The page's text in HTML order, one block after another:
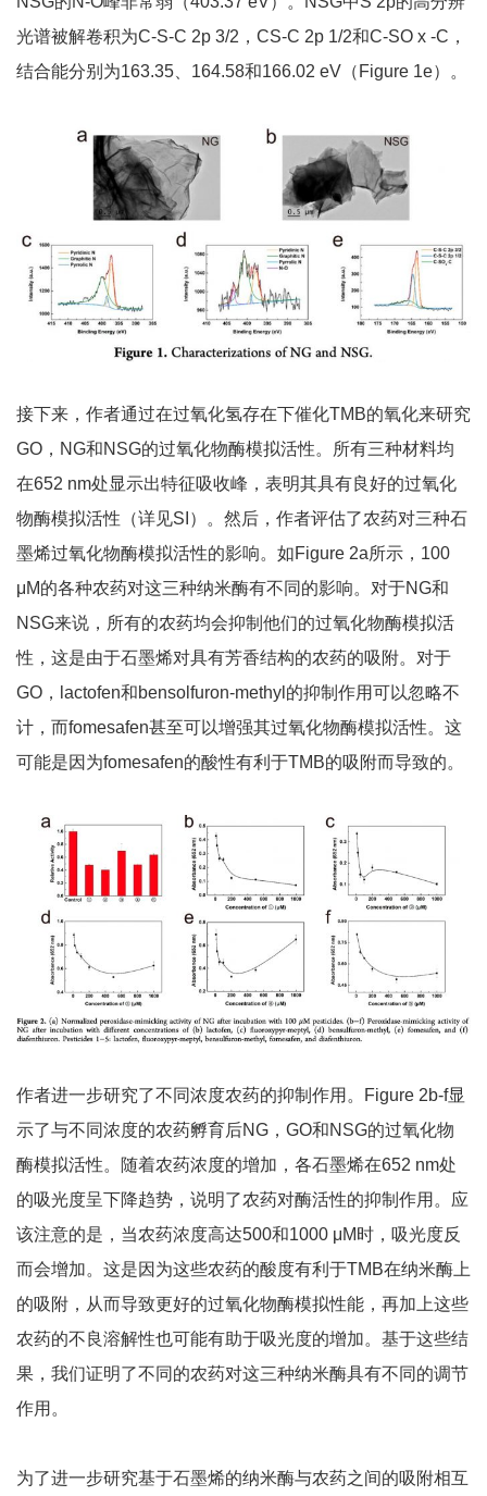
光谱被解卷积为C-S-C 2p 3/2，CS-C 2p 1/2和C-SO x -C，
结合能分别为163.35、164.58和166.02 eV（Figure 1e）。
接下来，作者通过在过氧化氢存在下催化TMB的氧化来研究
GO，NG和NSG的过氧化物酶模拟活性。所有三种材料均
在652 nm处显示出特征吸收峰，表明其具有良好的过氧化
物酶模拟活性（详见SI）。然后，作者评估了农药对三种石
墨烯过氧化物酶模拟活性的影响。如Figure 2a所示，100
μM的各种农药对这三种纳米酶有不同的影响。对于NG和
NSG来说，所有的农药均会抑制他们的过氧化物酶模拟活
性，这是由于石墨烯对具有芳香结构的农药的吸附。对于
GO，lactofen和bensolfuron-methyl的抑制作用可以忽略不
计，而fomesafen甚至可以增强其过氧化物酶模拟活性。这
可能是因为fomesafen的酸性有利于TMB的吸附而导致的。
作者进一步研究了不同浓度农药的抑制作用。Figure 2b-f显
示了与不同浓度的农药孵育后NG，GO和NSG的过氧化物
酶模拟活性。随着农药浓度的增加，各石墨烯在652 nm处
的吸光度呈下降趋势，说明了农药对酶活性的抑制作用。应
该注意的是，当农药浓度高达500和1000 μM时，吸光度反
而会增加。这是因为这些农药的酸度有利于TMB在纳米酶上
的吸附，从而导致更好的过氧化物酶模拟性能，再加上这些
农药的不良溶解性也可能有助于吸光度的增加。基于这些结
果，我们证明了不同的农药对这三种纳米酶具有不同的调节
作用。
为了进一步研究基于石墨烯的纳米酶与农药之间的吸附相互